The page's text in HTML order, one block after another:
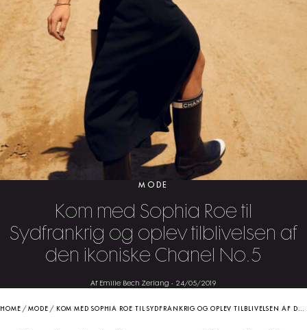
MODE
Kom med Sophia Roe til
Sydfrankrig og oplev tilblivelsen af
den ikoniske Chanel No.5
Af Emilie Bech Zerlang - 24/05/2019
HOME /MODE / KOM MED SOPHIA ROE TIL SYDFRANKRIG OG OPLEV TILBLIVELSEN AF DEN IKONISKE CHANEL NO.5